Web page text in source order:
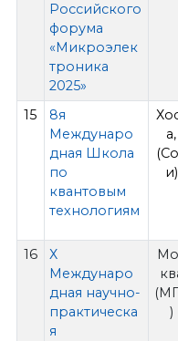
Российского
форума
«Микроэлек
троника
2025»
15
8я
Междунаро
дная Школа
по
квантовым
технологиям
а,
и)
16
Х
Междунаро
дная научно-
практическа
я
)